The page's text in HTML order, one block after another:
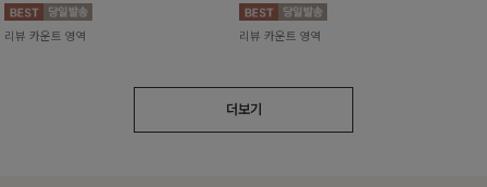
리뷰 카운트 영역 리뷰 카운트 영역
더보기